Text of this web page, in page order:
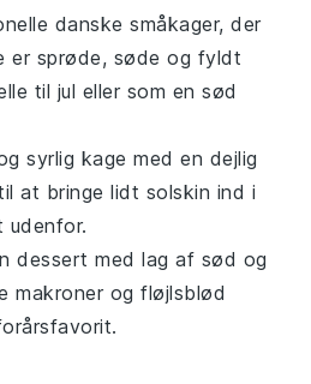
danskesmåkager, der
er sprøde, søde og fyldt
til jul eller som en sød
syrlig kage med en dejlig
at bringe lidt solskin ind i
udenfor.
dessert med lag af sød og
makroner og fløjlsblød